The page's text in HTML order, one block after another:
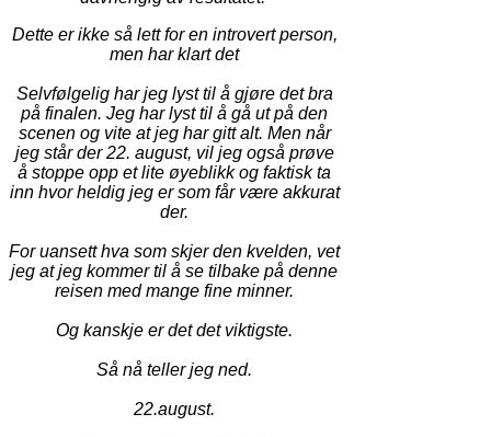
Dette er ikke så lett for en introvert person,
men har klart det
Selvfølgelig har jeg lyst til å gjøre det bra
på finalen. Jeg har lyst til å gå ut på den
scenen og vite at jeg har gitt alt. Men når
jeg står der 22. august, vil jeg også prøve
å stoppe opp et lite øyeblikk og faktisk ta
inn hvor heldig jeg er som får være akkurat
der.
For uansett hva som skjer den kvelden, vet
jeg at jeg kommer til å se tilbake på denne
reisen med mange fine minner.
Og kanskje er det det viktigste.
Så nå teller jeg ned.
22.august.